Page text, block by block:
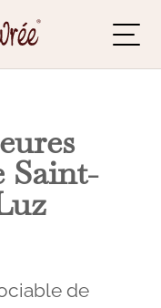
Saint-
de